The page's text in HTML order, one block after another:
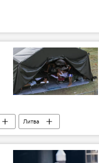
Литва